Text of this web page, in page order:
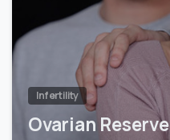
Infertility
Ovarian Reserve